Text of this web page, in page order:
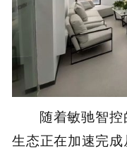
随着敏驰智
生态正在加速完成